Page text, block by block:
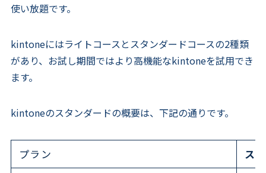
使い放題です。
kintoneにはライトコースとスタンダードコースの2種類
があり、お試し期間ではより高機能なkintoneを試用でき
ます。
kintoneのスタンダードの概要は、下記の通りです。
プラン
ス